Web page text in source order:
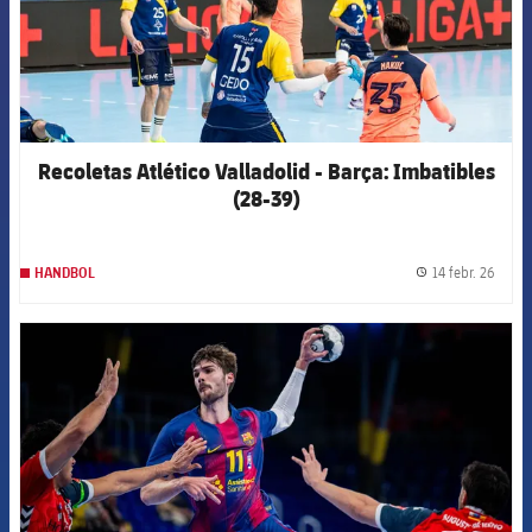
Recoletas Atlético Valladolid - Barça: Imbatibles
(28-39)
HANDBOL 14 febr. 26
FCB Barcelona badge